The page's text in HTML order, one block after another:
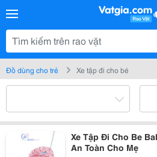
Đồ dùng cho trẻ Xe tập đi cho bé
Xe Tập Đi Cho Be
An Toàn Cho Mẹ